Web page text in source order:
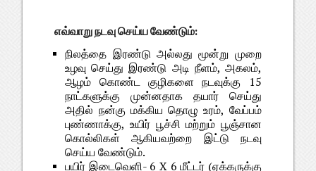
எவ்வாறு நடவு செய்ய வேண்டும்:
நிலத்தை இரண்டு அல்லது மூன்று முறை
உழவு செய்து இரண்டு அடி நீளம், அகலம்,
ஆழம் கொண்ட குழிகளை நடவுக்கு 15
நாட்களுக்கு முன்னதாக தயார் செய்து
அதில் நன்கு மக்கிய தொழு உரம், வேப்பம்
புண்ணாக்கு, உயிர் பூச்சி மற்றும் பூஞ்சான
கொல்லிகள் ஆகியவற்றை இட்டு நடவு
செய்ய வேண்டும்.
பயிர் இடைவெளி- 6 X 6 மீட்டர் (ஏக்கருக்கு